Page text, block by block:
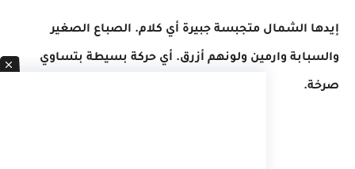
إيدها الشمال متجبسة جبيرة أي كلام. الصباع الصغير
والسبابة وارمين ولونهم أزرق. أي حركة بسيطة بتساوي
صرخة.